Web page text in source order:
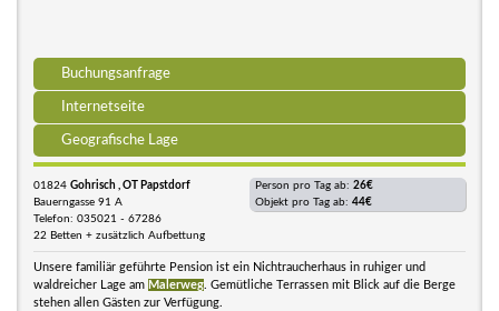
Buchungsanfrage
Internetseite
Geografische Lage
01824 Gohrisch , OT Papstdorf
Bauerngasse 91 A
Telefon: 035021 - 67286
22 Betten + zusätzlich Aufbettung
Person pro Tag ab: 26€
Objekt pro Tag ab: 44€
Unsere familiär geführte Pension ist ein Nichtraucherhaus in ruhiger und
waldreicher Lage am Malerweg . Gemütliche Terrassen mit Blick auf die Berge
stehen allen Gästen zur Verfügung.